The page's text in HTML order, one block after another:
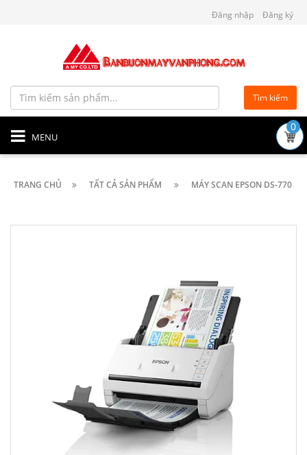
Đăng nhập Đăng ký
Tìm kiếm
MENU
0
TRANG CHỦ TẤT CẢ SẢN PHẨM MÁY SCAN EPSON DS-770